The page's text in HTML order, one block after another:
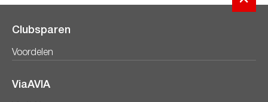
Clubsparen
Voordelen
ViaAVIA